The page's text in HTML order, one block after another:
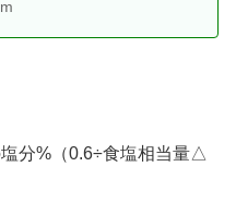
分%（0.6÷食塩相当量△